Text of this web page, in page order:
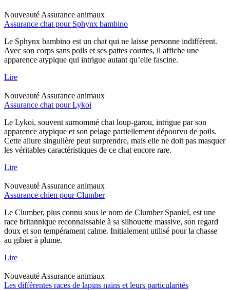
Nouveauté Assurance animaux
Assurance chat pour Sphynx bambino
Le Sphynx bambino est un chat qui ne laisse personne indifférent.
Avec son corps sans poils et ses pattes courtes, il affiche une
apparence atypique qui intrigue autant qu’elle fascine.
Lire
Nouveauté Assurance animaux
Assurance chat pour Lykoi
Le Lykoi, souvent surnommé chat loup-garou, intrigue par son
apparence atypique et son pelage partiellement dépourvu de poils.
Cette allure singulière peut surprendre, mais elle ne doit pas masquer
les véritables caractéristiques de ce chat encore rare.
Lire
Nouveauté Assurance animaux
Assurance chien pour Clumber
Le Clumber, plus connu sous le nom de Clumber Spaniel, est une
race britannique reconnaissable à sa silhouette massive, son regard
doux et son tempérament calme. Initialement utilisé pour la chasse
au gibier à plume.
Lire
Nouveauté Assurance animaux
Les différentes races de lapins nains et leurs particularités